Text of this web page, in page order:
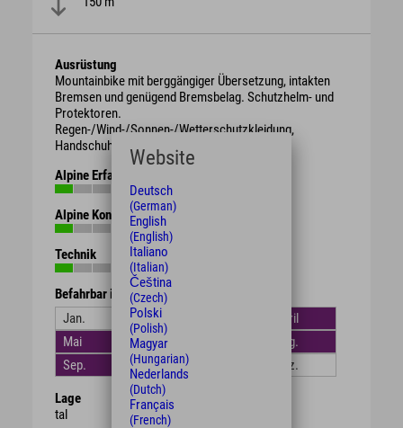
Ausrüstung
Mountainbike mit berggängiger Übersetzung, intakten
Bremsen und genügend Bremsbelag. Schutzhelm- und
Protektoren.
Regen-/Wind-/Sonnen-/Wetterschutzkleidung,
Handschuhe, Getränk, Proviant.
Alpine Erfahrung
Alpine Kondition
Technik
Befahrbar in den Monaten
Jan.
Feb.
April
Mai
Juni
Aug.
Sep.
Okt. Dez.
Lage
tal
Website
Deutsch
(German)
English
(English)
Italiano
(Italian)
Čeština
(Czech)
Polski
(Polish)
Magyar
(Hungarian)
Nederlands
(Dutch)
Français
(French)